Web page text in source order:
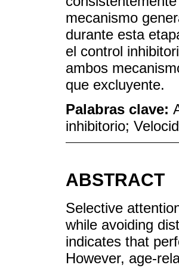
mecanismo
durante esta
el control
ambos
que excluyente.
Palabras clave:
inhibitorio;
ABSTRACT
Selective
while avoiding
indicates that
However, age-